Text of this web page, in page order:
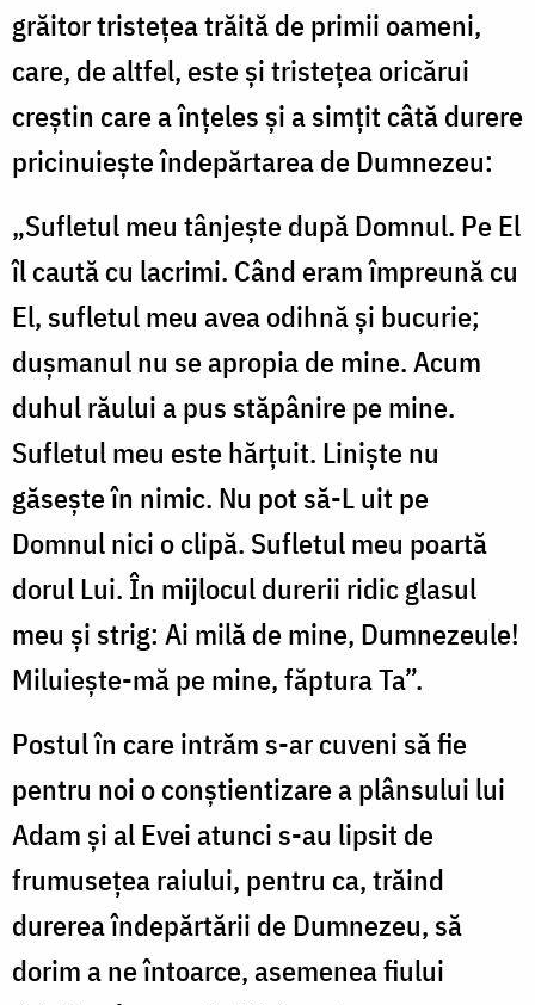
grăitor tristeţea trăită de primii oameni,
care, de altfel, este şi tristeţea oricărui
creştin care a înţeles şi a simţit câtă durere
pricinuieşte îndepărtarea de Dumnezeu:
„Sufletul meu tânjeşte după Domnul. Pe El
îl caută cu lacrimi. Când eram împreună cu
El, sufletul meu avea odihnă şi bucurie;
duşmanul nu se apropia de mine. Acum
duhul răului a pus stăpânire pe mine.
Sufletul meu este hărţuit. Linişte nu
găseşte în nimic. Nu pot să-L uit pe
Domnul nici o clipă. Sufletul meu poartă
dorul Lui. În mijlocul durerii ridic glasul
meu şi strig: Ai milă de mine, Dumnezeule!
Miluieşte-mă pe mine, făptura Ta”.
Postul în care intrăm s-ar cuveni să fie
pentru noi o conştientizare a plânsului lui
Adam şi al Evei atunci s-au lipsit de
frumuseţea raiului, pentru ca, trăind
durerea îndepărtării de Dumnezeu, să
dorim a ne întoarce, asemenea fiului